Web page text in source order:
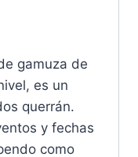
gamuza de
es un
querrán.
y fechas
como